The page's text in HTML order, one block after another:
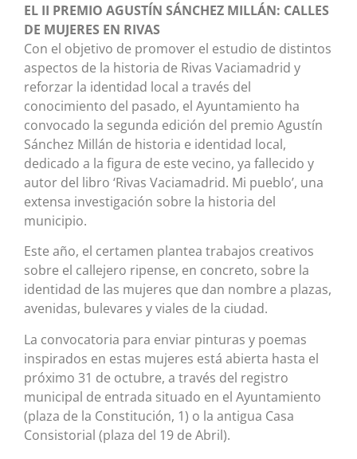
EL II PREMIO AGUSTÍN SÁNCHEZ MILLÁN: CALLES
DE MUJERES EN RIVAS
Con el objetivo de promover el estudio de distintos
aspectos de la historia de Rivas Vaciamadrid y
reforzar la identidad local a través del
conocimiento del pasado, el Ayuntamiento ha
convocado la segunda edición del premio Agustín
Sánchez Millán de historia e identidad local,
dedicado a la figura de este vecino, ya fallecido y
autor del libro ‘Rivas Vaciamadrid. Mi pueblo’, una
extensa investigación sobre la historia del
municipio.
Este año, el certamen plantea trabajos creativos
sobre el callejero ripense, en concreto, sobre la
identidad de las mujeres que dan nombre a plazas,
avenidas, bulevares y viales de la ciudad.
La convocatoria para enviar pinturas y poemas
inspirados en estas mujeres está abierta hasta el
próximo 31 de octubre, a través del registro
municipal de entrada situado en el Ayuntamiento
(plaza de la Constitución, 1) o la antigua Casa
Consistorial (plaza del 19 de Abril).